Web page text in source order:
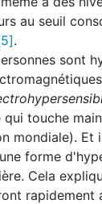
au seuil
.
sont
qui touche
mondiale).
forme
Cela
rapidement